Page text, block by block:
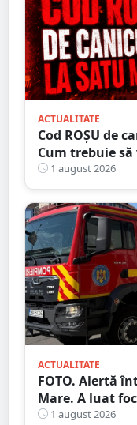
ACTUALITATE
Cod ROȘU de
Cum trebuie
1 august 2026
ACTUALITATE
FOTO. Alertă
Mare. A luat
gazelor
1 august 2026